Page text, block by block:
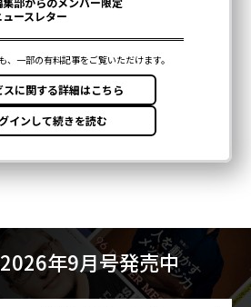
2026年9月号発売中